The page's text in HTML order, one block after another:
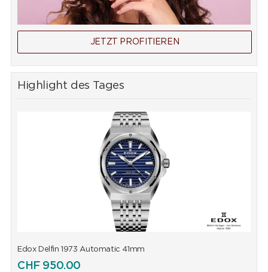
JETZT PROFITIEREN
Highlight des Tages
Edox Delfin 1973 Automatic 41mm
CHF950.00